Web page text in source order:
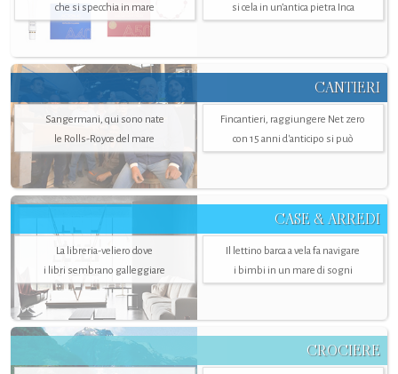
che si specchia in mare
si cela in un’antica pietra Inca
CANTIERI
Sangermani, qui sono nate
le Rolls-Royce del mare
Fincantieri, raggiungere Net zero
con 15 anni d'anticipo si può
CASE & ARREDI
La libreria-veliero dove
i libri sembrano galleggiare
Il lettino barca a vela fa navigare
i bimbi in un mare di sogni
CROCIERE